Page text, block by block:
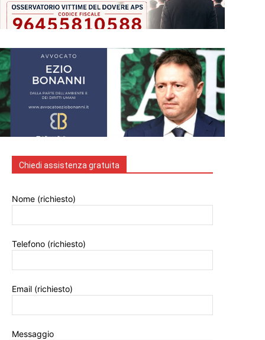
Chiedi assistenza gratuita
Nome (richiesto)
Telefono (richiesto)
Email (richiesto)
Messaggio